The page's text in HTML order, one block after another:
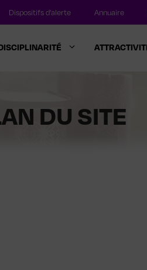
Dispositifs d’alerte Annuaire
DU SITE